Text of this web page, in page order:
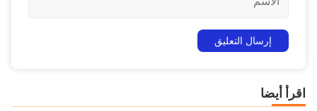
اقرأ أيضا